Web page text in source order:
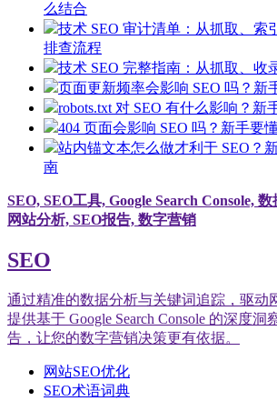
么结合
技术 SEO 审计清单：从抓取、索
排查流程
技术 SEO 完整指南：从抓取、收
页面更新频率会影响 SEO 吗？新
robots.txt 对 SEO 有什么影响？新
404 页面会影响 SEO 吗？新手要
站内锚文本怎么做才利于 SEO？
南
SEO, SEO工具, Google Search Console,
网站分析, SEO报告, 数字营销
SEO
通过精准的数据分析与关键词追踪，驱动
提供基于 Google Search Console 的深度洞
告，让您的数字营销决策更有依据。
网站SEO优化
SEO术语词典